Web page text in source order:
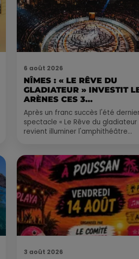
6 août 2026
NÎMES : « LE RÊVE DU
GLADIATEUR » INVESTIT
ARÈNES CES 3...
Après un franc succès l'été
spectacle « Le Rêve du gladiateur
revient illuminer l'amphithéâtre
3 août 2026